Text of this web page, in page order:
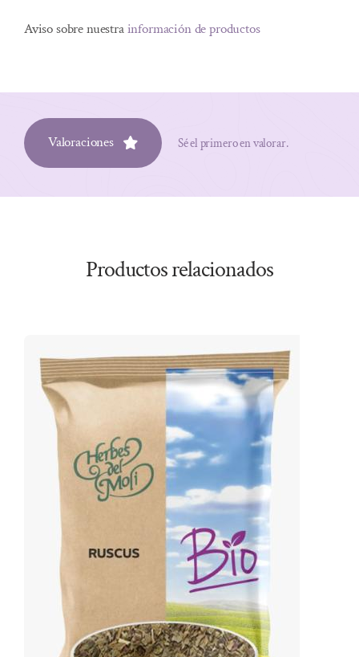
Aviso sobre nuestrainformación de productos
Valoraciones Sé el primero en valorar.
Productos relacionados